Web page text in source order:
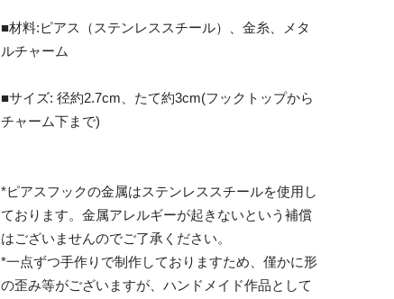
■材料:ピアス（ステンレススチール）、金糸、メタ
ルチャーム
■サイズ: 径約2.7cm、たて約3cm(フックトップから
チャーム下まで)
*ピアスフックの金属はステンレススチールを使用し
ております。金属アレルギーが起きないという補償
はございませんのでご了承ください。
*一点ずつ手作りで制作しておりますため、僅かに形
の歪み等がございますが、ハンドメイド作品として